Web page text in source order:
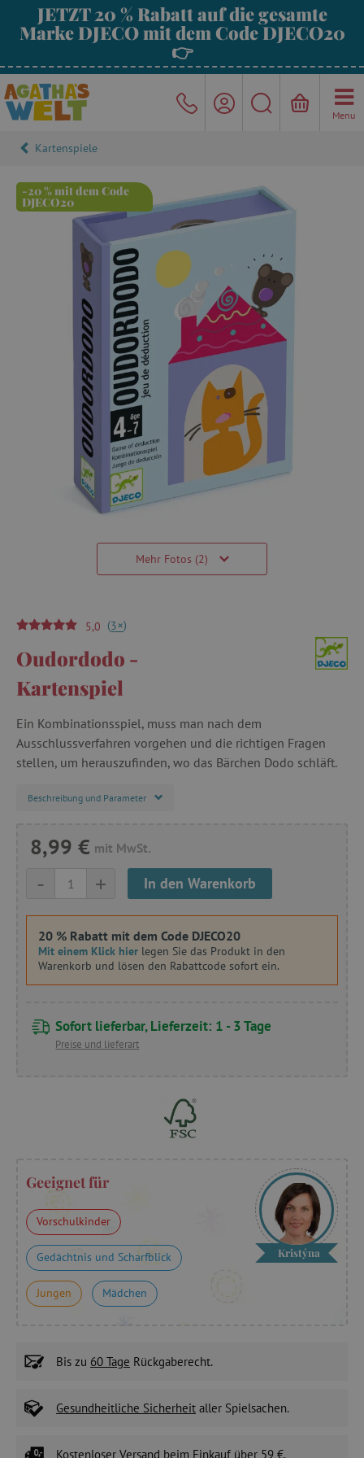
JETZT 20 % Rabatt auf die gesamte
Marke DJECO mit dem Code DJECO20
👉
Menu
Kartenspiele
-20 % mit dem Code
DJECO20
Mehr Fotos (2)
5,0 (3+)
Oudordodo -
Kartenspiel
Ein Kombinationsspiel, muss man nach dem
Ausschlussverfahren vorgehen und die richtigen Fragen
stellen, um herauszufinden, wo das Bärchen Dodo schläft.
Beschreibung und Parameter
8,99 € mit MwSt.
+
- In den Warenkorb
20 % Rabatt mit dem Code DJECO20
Mit einem Klick hier legen Sie das Produkt in den
Warenkorb und lösen den Rabattcode sofort ein.
Sofort lieferbar, Lieferzeit: 1 - 3 Tage
Preise und lieferart
Geeignet für
Vorschulkinder
Gedächtnis und Scharfblick
Jungen Mädchen
Kristýna
Bis zu 60 Tage Rückgaberecht.
Gesundheitliche Sicherheit aller Spielsachen.
Kostenloser Versand beim Einkauf über 59 €.